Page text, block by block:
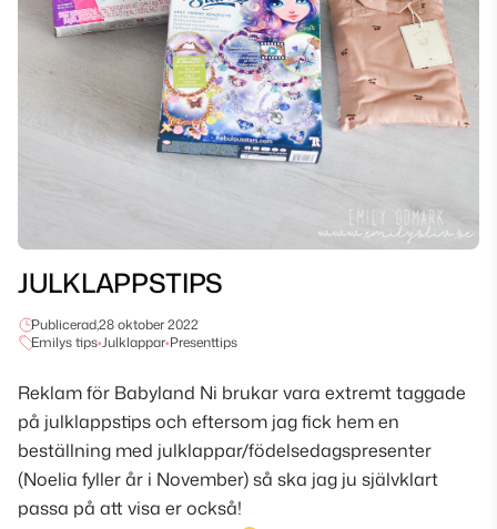
JULKLAPPSTIPS
Publicerad,28 oktober 2022
Emilys tips•Julklappar•Presenttips
Reklam för Babyland Ni brukar vara extremt taggade
på julklappstips och eftersom jag fick hem en
beställning med julklappar/födelsedagspresenter
(Noelia fyller år i November) så ska jag ju självklart
passa på att visa er också!